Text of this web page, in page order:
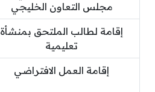
مجلس التعاون الخليجي
إقامة لطالب الملتحق بمنشأة
تعليمية
إقامة العمل الافتراضي